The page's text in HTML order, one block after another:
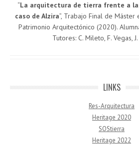
“La arquitectura de tierra frente a
caso de Alzira”, Trabajo Final de
Patrimonio Arquitectónico (2020).
Tutores: C. Mileto, F. Vegas,
LINKS
Res-Arquitectura
Heritage 2020
SOStierra
Heritage 2022